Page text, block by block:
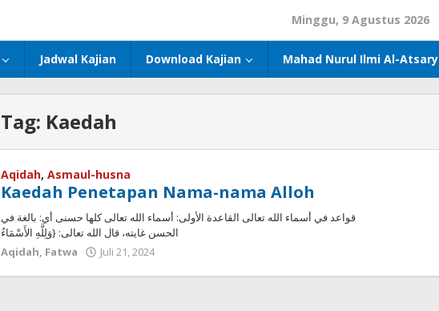
Minggu, 9 Agustus 2026
Jadwal Kajian Download Kajian Mahad Nurul Ilmi Al-Atsary
Tag: Kaedah
Aqidah,Asmaul-husna
Kaedah Penetapan Nama-nama Alloh
قواعد في أسماء الله تعالى ‌‌القاعدة الأولى: أسماء الله تعالى كلها حسنى أي: بالغة في
الحسن غايته، قال الله تعالى: {وَلِلَّهِ الأَسْمَاءُ
Aqidah, Fatwa Juli 21, 2024